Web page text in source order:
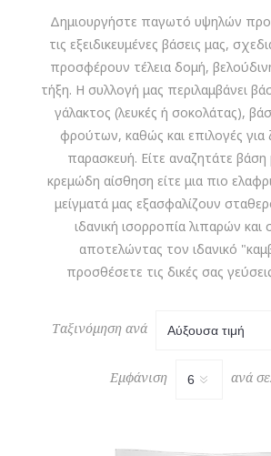
Δημιουργήστε παγωτό υψηλών
τις εξειδικευμένες βάσεις μας,
προσφέρουν τέλεια δομή,
τήξη. Η συλλογή μας περιλαμβάνει
γάλακτος (λευκές ή σοκολάτας),
φρούτων, καθώς και επιλογές για
παρασκευή. Είτε αναζητάτε
κρεμώδη αίσθηση είτε μια πιο
μείγματά μας εξασφαλίζουν
ιδανική ισορροπία λιπαρών
αποτελώντας τον ιδανικό
προσθέσετε τις δικές σας
Ταξινόμηση ανά
Εμφάνιση ανά